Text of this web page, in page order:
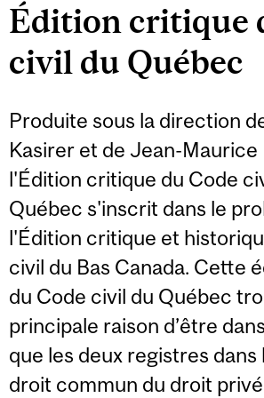
Édition critique
civil du Québec
Produite sous la direction
Kasirer et de Jean-Maurice
l'Édition critique du Code
Québec s'inscrit dans le
l'Édition critique et
civil du Bas Canada. Cette
du Code civil du Québec
principale raison d’être
que les deux registres dans
droit commun du droit